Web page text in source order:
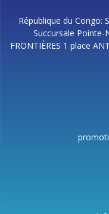
République du Congo:
Succursale Pointe-
FRONTIÈRES 1 place